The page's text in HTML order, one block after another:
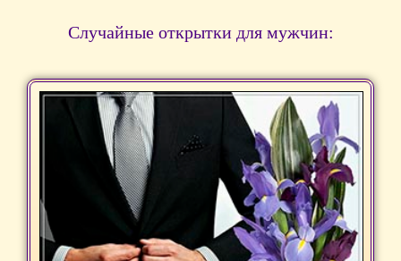
Случайные открытки для мужчин: